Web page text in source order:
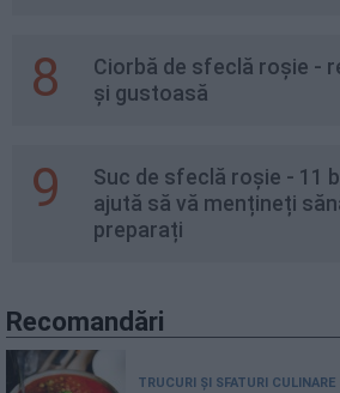
8
Ciorbă de sfeclă roșie -
și gustoasă
9
Suc de sfeclă roșie - 11
ajută să vă mențineți
preparați
Recomandări
TRUCURI ȘI SFATURI CULINARE